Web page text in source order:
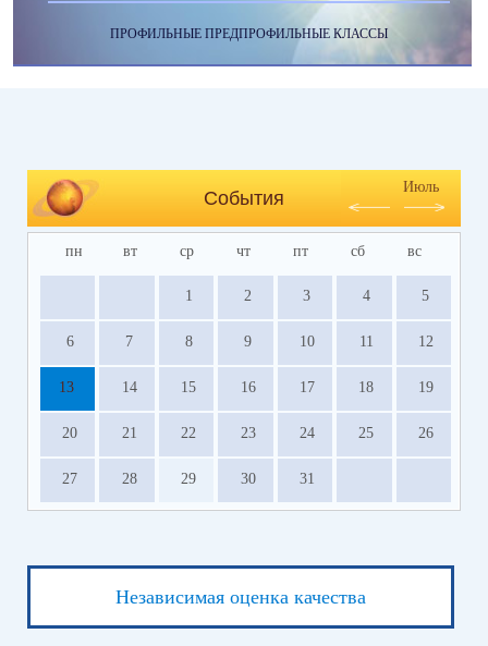
ПРОФИЛЬНЫЕ ПРЕДПРОФИЛЬНЫЕ КЛАССЫ
События
Июль
пн вт ср чт пт сб вс
1 2 3 4 5
6 7 8 9 10 11 12
13 14 15 16 17 18 19
20 21 22 23 24 25 26
27 28 29 30 31
Независимая оценка качества